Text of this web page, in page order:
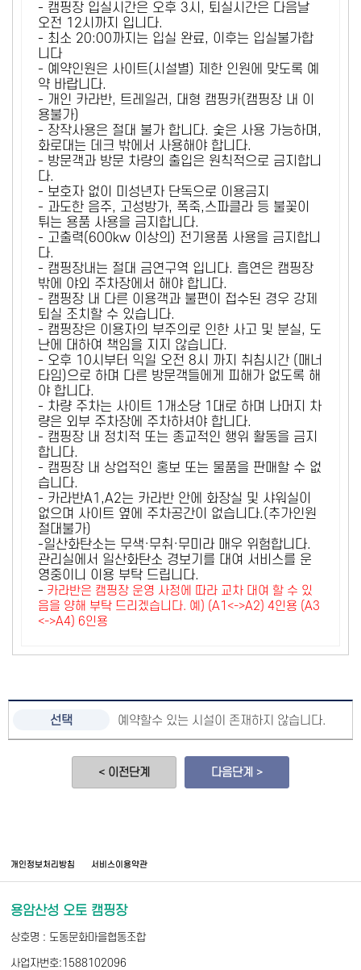
- 캠핑장 입실시간은 오후 3시, 퇴실시간은 다음날
오전 12시까지 입니다.
- 최소 20:00까지는 입실 완료, 이후는 입실불가합
니다
- 예약인원은 사이트(시설별) 제한 인원에 맞도록 예
약 바랍니다.
- 개인 카라반, 트레일러, 대형 캠핑카(캠핑장 내 이
용불가)
- 장작사용은 절대 불가 합니다. 숯은 사용 가능하며,
화로대는 데크 밖에서 사용해야 합니다.
- 방문객과 방문 차량의 출입은 원칙적으로 금지합니
다.
- 보호자 없이 미성년자 단독으로 이용금지
- 과도한 음주, 고성방가, 폭죽,스파클라 등 불꽃이
튀는 용품 사용을 금지합니다.
- 고출력(600kw 이상의) 전기용품 사용을 금지합니
다.
- 캠핑장내는 절대 금연구역 입니다. 흡연은 캠핑장
밖에 야외 주차장에서 해야 합니다.
- 캠핑장 내 다른 이용객과 불편이 접수된 경우 강제
퇴실 조치할 수 있습니다.
- 캠핑장은 이용자의 부주의로 인한 사고 및 분실, 도
난에 대하여 책임을 지지 않습니다.
- 오후 10시부터 익일 오전 8시 까지 취침시간 (매너
타임)으로 하며 다른 방문객들에게 피해가 없도록 해
야 합니다.
- 차량 주차는 사이트 1개소당 1대로 하며 나머지 차
량은 외부 주차장에 주차하셔야 합니다.
- 캠핑장 내 정치적 또는 종교적인 행위 활동을 금지
합니다.
- 캠핑장 내 상업적인 홍보 또는 물품을 판매할 수 없
습니다.
- 카라반A1,A2는 카라반 안에 화장실 및 샤워실이
없으며 사이트 옆에 주차공간이 없습니다.(추가인원
절대불가)
-일산화탄소는 무색·무취·무미라 매우 위험합니다.
관리실에서 일산화탄소 경보기를 대여 서비스를 운
영중이니 이용 부탁 드립니다.
- 카라반은 캠핑장 운영 사정에 따라 교차 대여 할 수 있
음을 양해 부탁 드리겠습니다. 예) (A1<->A2) 4인용 (A3
<->A4) 6인용
예약할수 있는 시설이 존재하지 않습니다.
< 이전단계 다음단계 >
개인정보처리방침 서비스이용약관
용암산성 오토 캠핑장
상호명 : 도동문화마을협동조합
사업자번호:1588102096